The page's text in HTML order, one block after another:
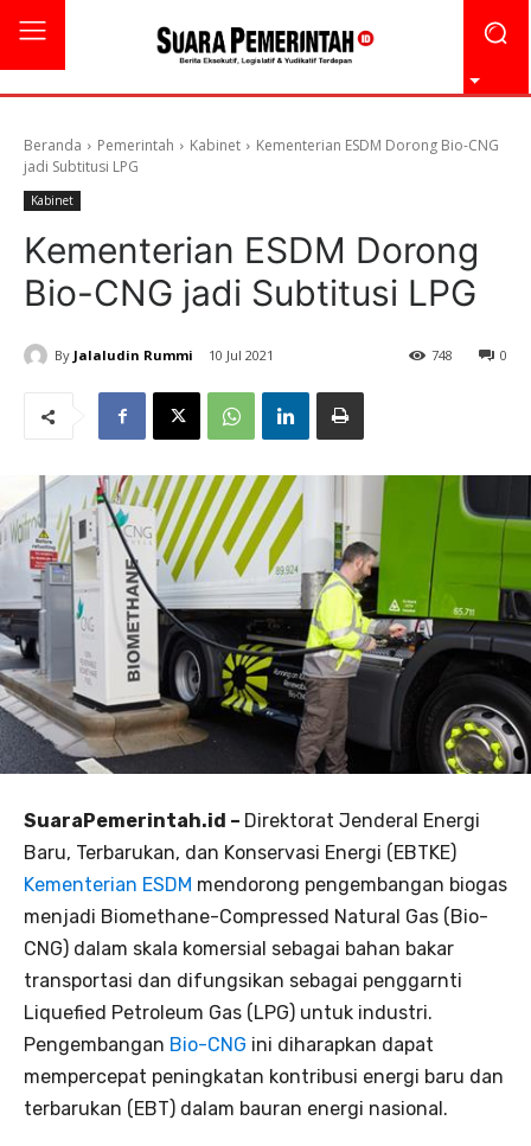
Beranda Pemerintah Kabinet
Kementerian ESDM Dorong Bio-CNG
jadi Subtitusi LPG
Kabinet
Kementerian ESDM Dorong
Bio-CNG jadi Subtitusi LPG
By Jalaludin Rummi 10 Jul 2021 0
748
SuaraPemerintah.id – Direktorat Jenderal Energi
Baru, Terbarukan, dan Konservasi Energi (EBTKE)
Kementerian ESDM mendorong pengembangan biogas
menjadi Biomethane-Compressed Natural Gas (Bio-
CNG) dalam skala komersial sebagai bahan bakar
transportasi dan difungsikan sebagai penggarnti
Liquefied Petroleum Gas (LPG) untuk industri.
Pengembangan Bio-CNG ini diharapkan dapat
mempercepat peningkatan kontribusi energi baru dan
terbarukan (EBT) dalam bauran energi nasional.